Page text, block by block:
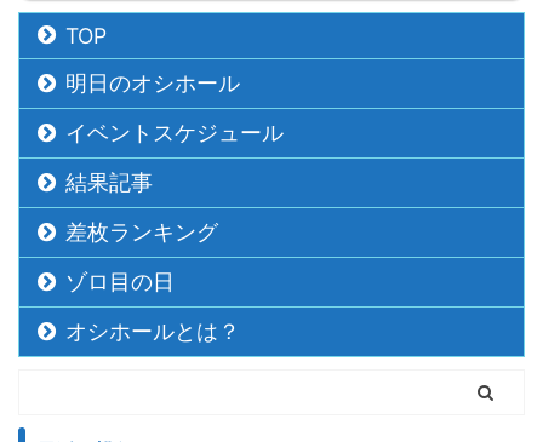
TOP
明日のオシホール
イベントスケジュール
結果記事
差枚ランキング
ゾロ目の日
オシホールとは？